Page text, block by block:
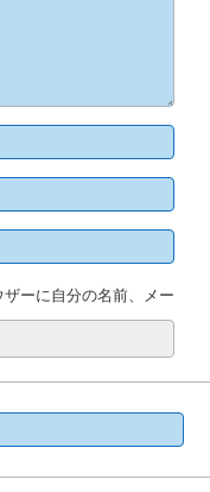
ーに自分の名前、メー